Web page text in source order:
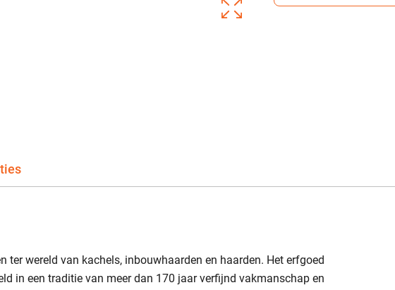
ter wereld van kachels, inbouwhaarden en haarden. Het erfgoed
in een traditie van meer dan 170 jaar verfijnd vakmanschap en